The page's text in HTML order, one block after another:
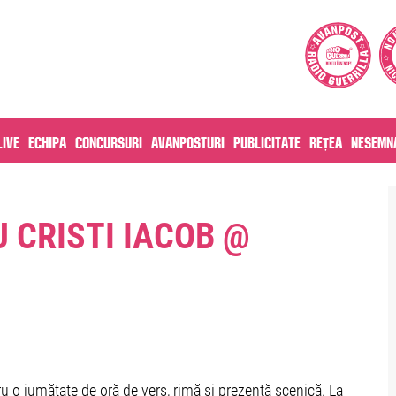
Echipa Concursuri Avanposturi Publicitate Rețea
CRISTI IACOB @
jumătate de oră de vers, rimă și prezență scenică. La